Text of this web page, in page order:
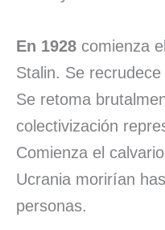
En 1928 comienza
Stalin. Se
Se retoma
colectivización
Comienza el
Ucrania morirían
personas.